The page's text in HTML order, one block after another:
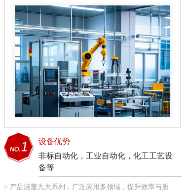
设备优势
非标自动化，工业自动化，化工工艺设
备等
> 产品涵盖九大系列，广泛应用多领域，提升效率与质